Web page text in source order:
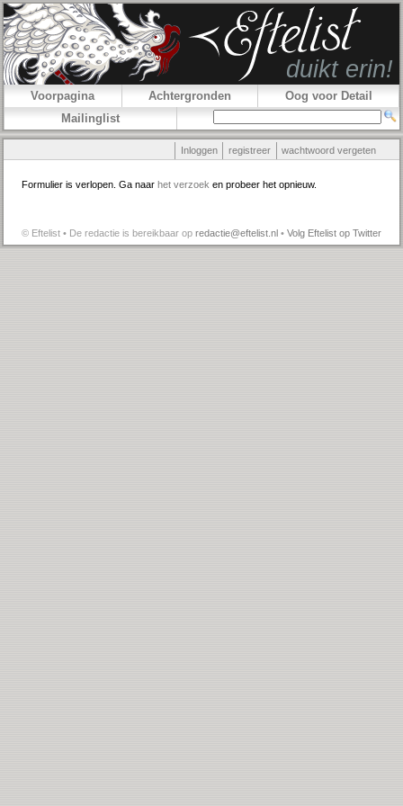
Voorpagina Achtergronden
Oog voor Detail
Mailinglist
Inloggen registreer wachtwoord vergeten
Formulier is verlopen. Ga naar het verzoek en probeer het opnieuw.
© Eftelist • De redactie is bereikbaar op redactie@eftelist.nl • Volg Eftelist op Twitter